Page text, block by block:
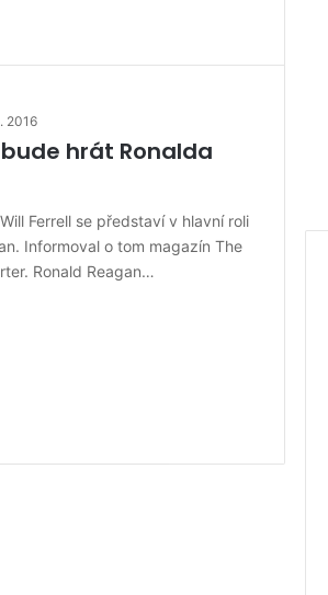
2016
hrát Ronalda
Ferrell se představí v hlavní roli
Informoval o tom magazín The
Ronald Reagan…